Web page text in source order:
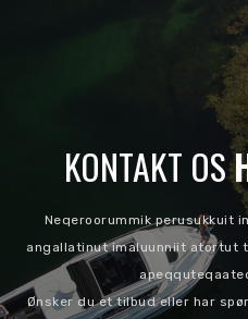
KONTAKT OS
Neqeroorummik perusukkuit
angallatinut imaluunniit atortut
Ønsker du et tilbud eller har